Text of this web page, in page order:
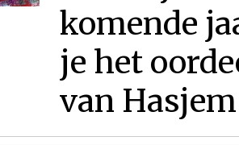
komende
je het
van